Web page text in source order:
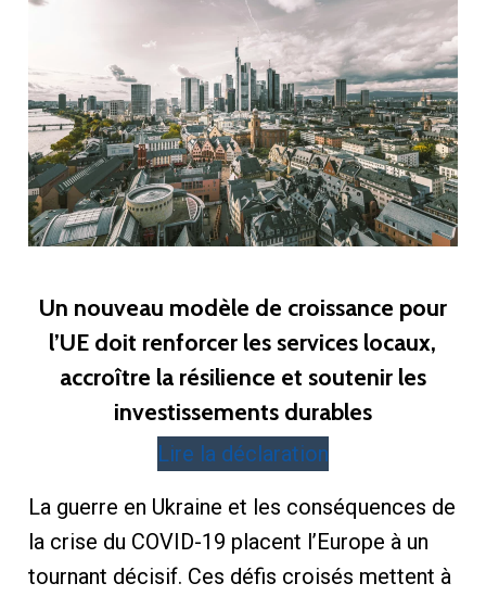
Un nouveau modèle de croissance pour
l’UE doit renforcer les services locaux,
accroître la résilience et soutenir les
investissements durables
Lire la déclaration
La guerre en Ukraine et les conséquences de
la crise du COVID-19 placent l’Europe à un
tournant décisif. Ces défis croisés mettent à